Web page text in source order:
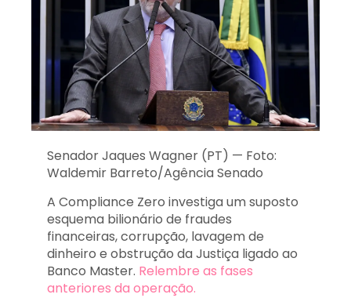
Senador Jaques Wagner (PT) — Foto:
Waldemir Barreto/Agência Senado
A Compliance Zero investiga um suposto
esquema bilionário de fraudes
financeiras, corrupção, lavagem de
dinheiro e obstrução da Justiça ligado ao
Banco Master. Relembre as fases
anteriores da operação.